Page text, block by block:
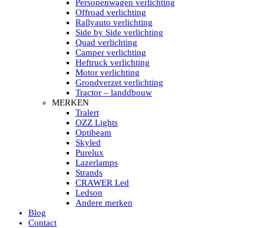
RokLUME Led werklampen
HypaLUME Led werklampen
Subcategorieën Hella Marine Led
LED STRIPS
Led strip flexibel Click & Go
Led strip RGB op rol
Led strip IP68 waterdicht
Led strip kleur wit
Led strips Vantage
Led strip met ingebouwde accu
Subcategorieën Led strips
LED INTERIEUR VERLICHTING
Led verlichting interieur PIR / Touch
LED Armatuur met Strip 220V
Led strips
Subcategorieën Led interieur
PORTABLE ACCU LED LAMP
Led hoofdlamp
Camping led verlichting
Led zaklamp
Accu werklamp
Personenwagen verlichting
Offroad verlichting
Rallyauto verlichting
Side by Side verlichting
Quad verlichting
Camper verlichting
Heftruck verlichting
Motor verlichting
Grondverzet verlichting
Tractor – landdbouw
MERKEN
Tralert
OZZ Lights
Optibeam
Skyled
Purelux
Lazerlamps
Strands
CRAWER Led
Ledson
Andere merken
Blog
Contact